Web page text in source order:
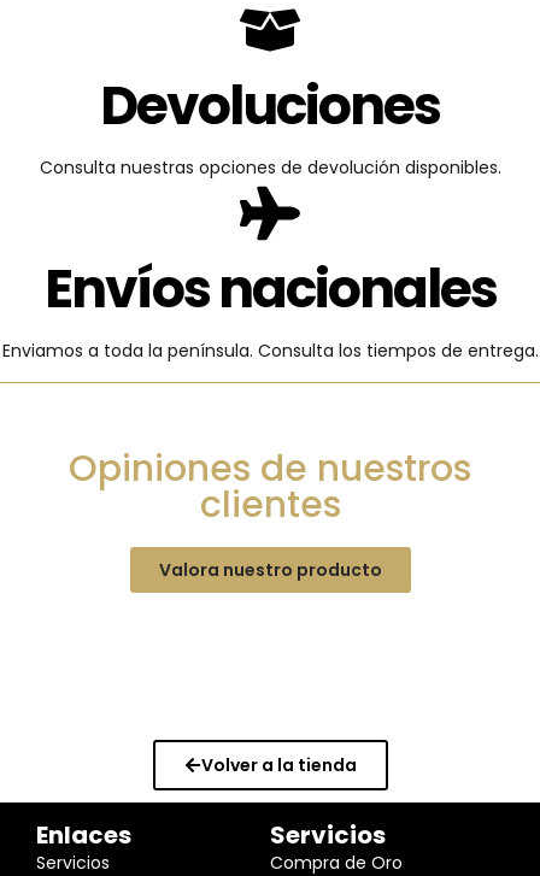
Devoluciones
Consulta nuestras opciones de devolución disponibles.
Envíos nacionales
Enviamos a toda la península. Consulta los tiempos de entrega.
Opiniones de nuestros
clientes
Valora nuestro producto
Volver a la tienda
Enlaces
Servicios
Servicios
Compra de Oro